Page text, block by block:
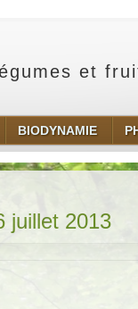
et
BIODYNAMIE
juillet 2013